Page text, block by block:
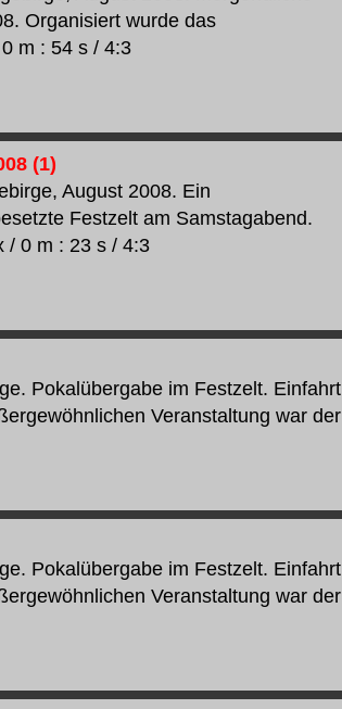
Organisiert wurde das
m : 54 s / 4:3
(1)
August 2008. Ein
Festzelt am Samstagabend.
/ 0 m : 23 s / 4:3
Pokalübergabe im Festzelt. Einfahrt
Veranstaltung war der
Pokalübergabe im Festzelt. Einfahrt
Veranstaltung war der